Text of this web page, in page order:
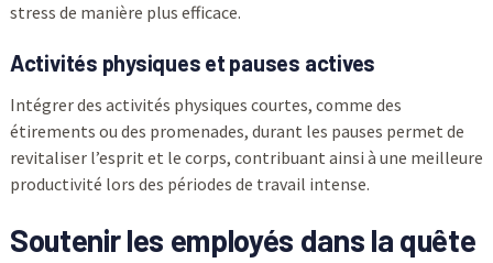
stress de manière plus efficace.
Activités physiques et pauses actives
Intégrer des activités physiques courtes, comme des
étirements ou des promenades, durant les pauses permet de
revitaliser l’esprit et le corps, contribuant ainsi à une meilleure
productivité lors des périodes de travail intense.
Soutenir les employés dans la quête